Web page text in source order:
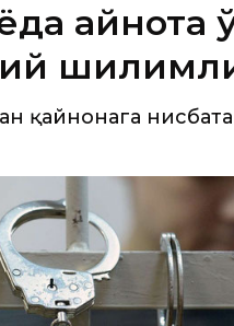
қайнонага